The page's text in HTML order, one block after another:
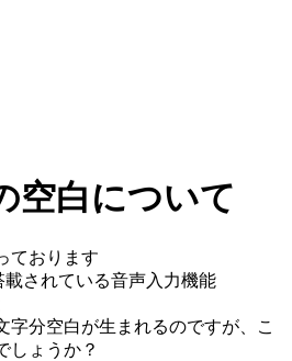
空白について
ております
載されている音声入力機能
字分空白が生まれるのですが、こ
しょうか？